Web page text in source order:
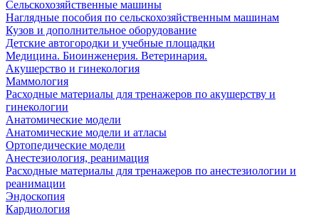
Сельскохозяйственные машины
Наглядные пособия по сельскохозяйственным машинам
Кузов и дополнительное оборудование
Детские автогородки и учебные площадки
Медицина. Биоинженерия. Ветеринария.
Акушерство и гинекология
Маммология
Расходные материалы для тренажеров по акушерству и
гинекологии
Анатомические модели
Анатомические модели и атласы
Ортопедические модели
Анестезиология, реанимация
Расходные материалы для тренажеров по анестезиологии и
реанимации
Эндоскопия
Кардиология